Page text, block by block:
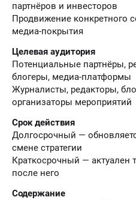
партнёров и инвесторов
Продвижение конкретного
медиа-покрытия
Целевая аудитория
Потенциальные партнёры,
блогеры, медиа-платформы
Журналисты, редакторы,
организаторы мероприятий
Срок действия
Долгосрочный —
смене стратегии
Краткосрочный — актуален
после него
Содержание